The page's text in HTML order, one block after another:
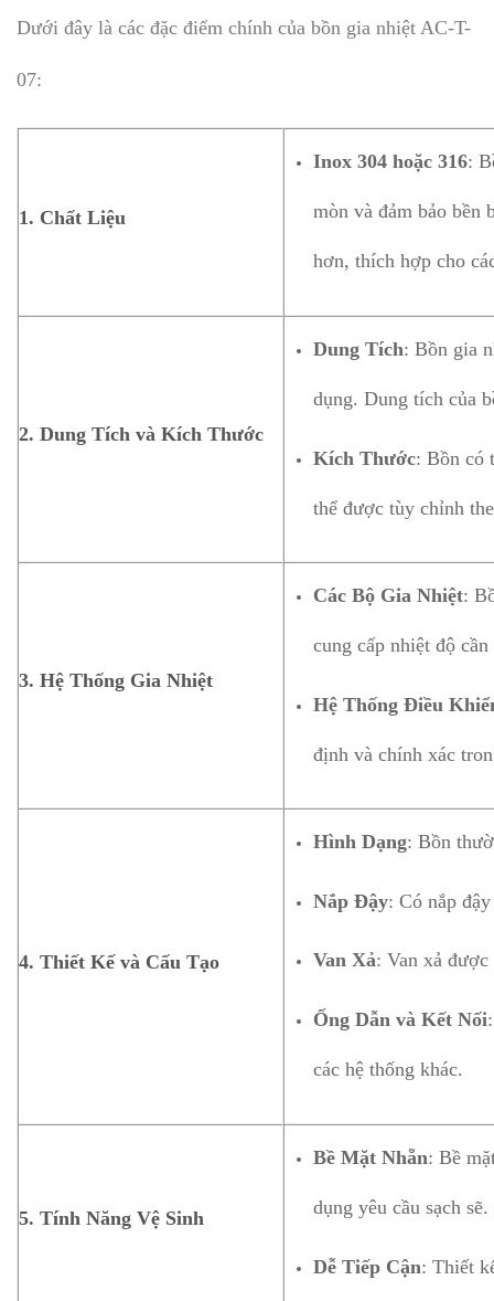
Dưới đây là các đặc điểm chính của bồn gia nhiệt AC-T-
07:
1. Chất Liệu
Inox 304 hoặc 316:
mòn và đảm bảo bền
hơn, thích hợp cho
2. Dung Tích và Kích Thước
Dung Tích: Bồn gia
dụng. Dung tích của
Kích Thước: Bồn có
thể được tùy chỉnh
3. Hệ Thống Gia Nhiệt
Các Bộ Gia Nhiệt:
cung cấp nhiệt độ
Hệ Thống Điều
định và chính xác
4. Thiết Kế và Cấu Tạo
Hình Dạng: Bồn
Nắp Đậy: Có nắp
Van Xả: Van xả được
Ống Dẫn và Kết Nối
các hệ thống khác.
5. Tính Năng Vệ Sinh
Bề Mặt Nhẵn: Bề
dụng yêu cầu sạch sẽ.
Dễ Tiếp Cận: Thiết